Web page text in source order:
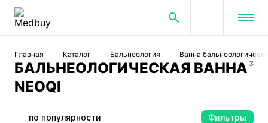
Главная Каталог Бальнеология Ванна
БАЛЬНЕОЛОГИЧЕСКАЯ ВАННА
NEOQI
3
по популярности Фильтры